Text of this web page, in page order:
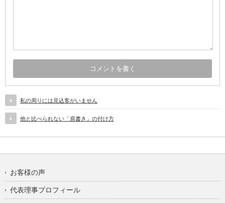
私の周りには見込客がいません
他と比べられない「肩書き」の付け方
お客様の声
代表理事プロフィール